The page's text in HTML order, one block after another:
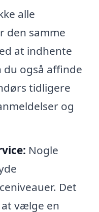
alle
den samme
at indhente
også affinde
tidligere
og
Nogle
Det
vælge en